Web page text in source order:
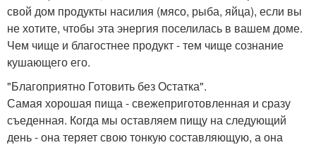
свой дом продукты насилия (мясо, рыба, яйца), если вы
не хотите, чтобы эта энергия поселилась в вашем доме.
Чем чище и благостнее продукт - тем чище сознание
кушающего его.
"Благоприятно Готовить без Остатка".
Самая хорошая пища - свежеприготовленная и сразу
съеденная. Когда мы оставляем пищу на следующий
день - она теряет свою тонкую составляющую, а она